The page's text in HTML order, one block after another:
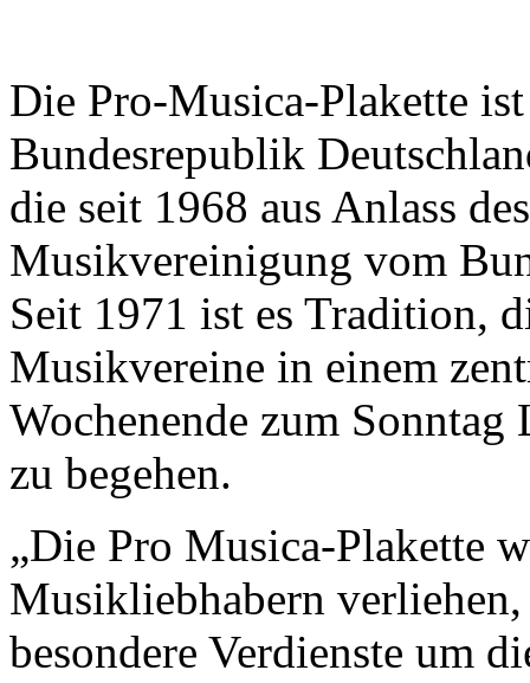
Die Pro-Musica-Plakette
Bundesrepublik
die seit 1968 aus Anlass
Musikvereinigung vom
Seit 1971 ist es Tradition,
Musikvereine in einem
Wochenende zum
zu begehen.
„Die Pro Musica-Plakette
Musikliebhabern
besondere Verdienste um